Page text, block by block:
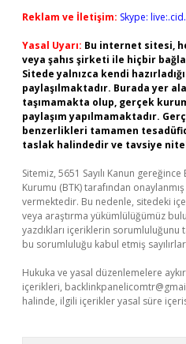
Reklam ve İletişim: Skype:
Yasal Uyarı: Bu internet sitesi,
veya şahıs şirketi ile hiçbir
Sitede yalnızca kendi
paylaşılmaktadır. Burada yer
taşımamakta olup, gerçek
paylaşım yapılmamaktadır.
benzerlikleri tamamen
taslak halindedir ve tavsiye
Sitemiz, 5651 Sayılı Kanun
Kurumu (BTK) tarafından
vermektedir. Bu nedenle, sitedeki
veya araştırma yükümlülüğümüz
yazdıkları içeriklerin sorumluluğunu
bu sorumluluğu kabul etmiş
Hukuka ve yasal düzenlemelere
içerikleri,
halinde, ilgili içerikler yasal süre